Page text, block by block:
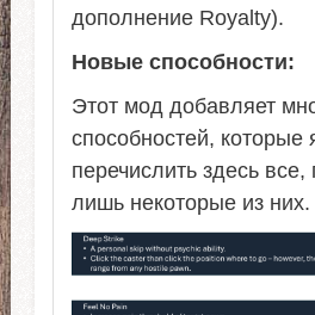
дополнение Royalty).
Новые способности:
Этот мод добавляет
способностей, которые
перечислить здесь
лишь некоторые из них.